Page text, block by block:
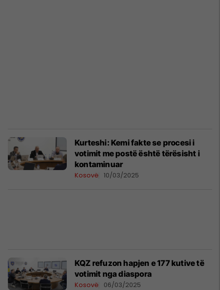
​Kurteshi: Kemi fakte se procesi i
votimit me postë është tërësisht i
kontaminuar
Kosovë 10/03/2025
KQZ refuzon hapjen e 177 kutive të
votimit nga diaspora
Kosovë 06/03/2025